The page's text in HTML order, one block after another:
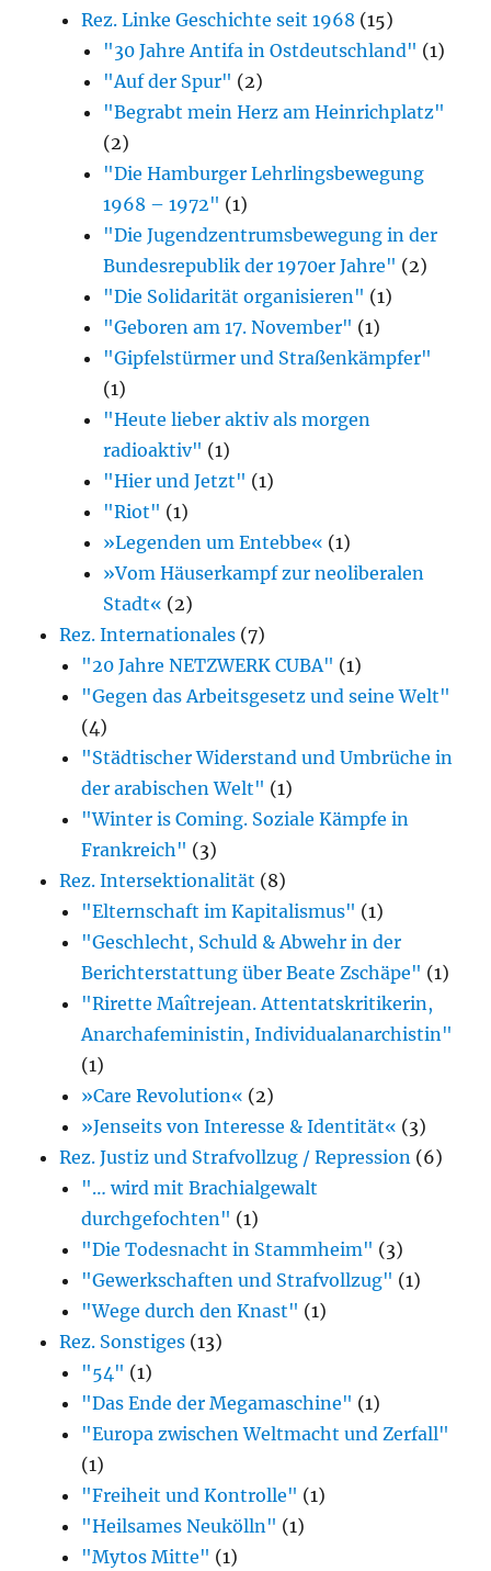
Rez. Linke Geschichte seit 1968 (15)
"30 Jahre Antifa in Ostdeutschland" (1)
"Auf der Spur" (2)
"Begrabt mein Herz am Heinrichplatz"
(2)
"Die Hamburger Lehrlingsbewegung
1968 – 1972" (1)
"Die Jugendzentrumsbewegung in der
Bundesrepublik der 1970er Jahre" (2)
"Die Solidarität organisieren" (1)
"Geboren am 17. November" (1)
"Gipfelstürmer und Straßenkämpfer"
(1)
"Heute lieber aktiv als morgen
radioaktiv" (1)
"Hier und Jetzt" (1)
"Riot" (1)
»Legenden um Entebbe« (1)
»Vom Häuserkampf zur neoliberalen
Stadt« (2)
Rez. Internationales (7)
"20 Jahre NETZWERK CUBA" (1)
"Gegen das Arbeitsgesetz und seine Welt"
(4)
"Städtischer Widerstand und Umbrüche in
der arabischen Welt" (1)
"Winter is Coming. Soziale Kämpfe in
Frankreich" (3)
Rez. Intersektionalität (8)
"Elternschaft im Kapitalismus" (1)
"Geschlecht, Schuld & Abwehr in der
Berichterstattung über Beate Zschäpe" (1)
"Rirette Maîtrejean. Attentatskritikerin,
Anarcha­feministin, Individualanarchistin"
(1)
»Care Revolution« (2)
»Jenseits von Interesse & Identität« (3)
Rez. Justiz und Strafvollzug / Repression (6)
"… wird mit Brachialgewalt
durchgefochten" (1)
"Die Todesnacht in Stammheim" (3)
"Gewerkschaften und Strafvollzug" (1)
"Wege durch den Knast" (1)
Rez. Sonstiges (13)
"54" (1)
"Das Ende der Megamaschine" (1)
"Europa zwischen Weltmacht und Zerfall"
(1)
"Freiheit und Kontrolle" (1)
"Heilsames Neukölln" (1)
"Mytos Mitte" (1)